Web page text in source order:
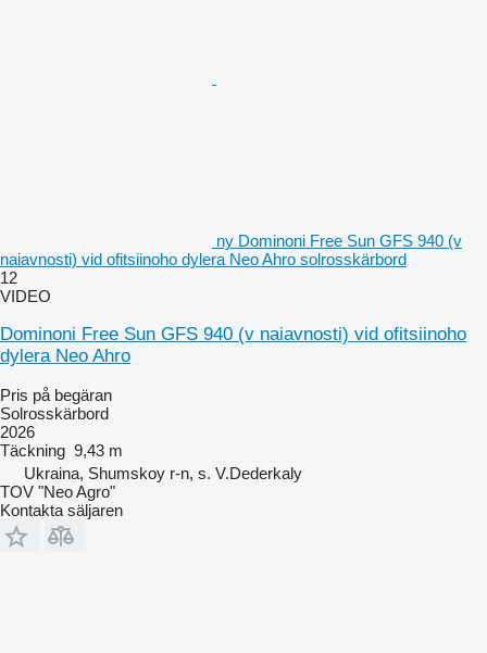
ny Dominoni Free Sun GFS 940 (v
naiavnosti) vid ofitsiinoho dylera Neo Ahro solrosskärbord
12
VIDEO
Dominoni Free Sun GFS 940 (v naiavnosti) vid ofitsiinoho
dylera Neo Ahro
Pris på begäran
Solrosskärbord
2026
Täckning 9,43 m
Ukraina, Shumskoy r-n, s. V.Dederkaly
TOV "Neo Agro"
Kontakta säljaren